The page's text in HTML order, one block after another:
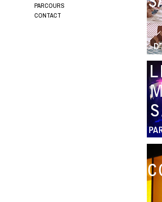
PARCOURS
CONTACT